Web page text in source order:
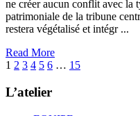
ne créer aucun conflit avec la
patrimoniale de la tribune
restera végétalisé et intégr ...
Read More
1 2 3 4 5 6 … 15
L’atelier